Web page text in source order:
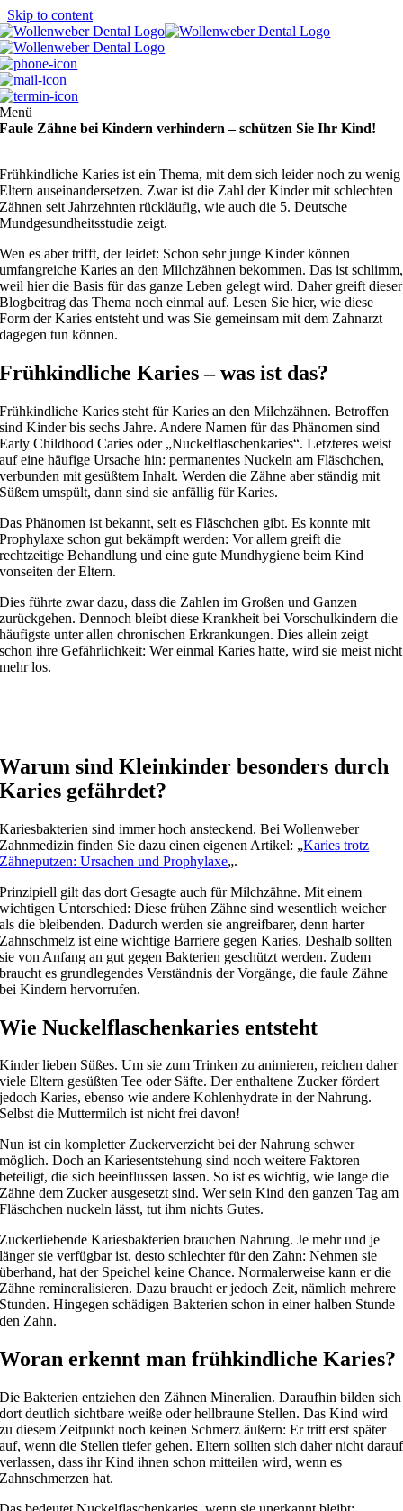
Skip to content
Menü
Faule Zähne bei Kindern verhindern – schützen Sie Ihr Kind!
Frühkindliche Karies ist ein Thema, mit dem sich leider noch zu wenig
Eltern auseinandersetzen. Zwar ist die Zahl der Kinder mit schlechten
Zähnen seit Jahrzehnten rückläufig, wie auch die 5. Deutsche
Mundgesundheitsstudie zeigt.
Wen es aber trifft, der leidet: Schon sehr junge Kinder können
umfangreiche Karies an den Milchzähnen bekommen. Das ist schlimm,
weil hier die Basis für das ganze Leben gelegt wird. Daher greift dieser
Blogbeitrag das Thema noch einmal auf. Lesen Sie hier, wie diese
Form der Karies entsteht und was Sie gemeinsam mit dem Zahnarzt
dagegen tun können.
Frühkindliche Karies – was ist das?
Frühkindliche Karies steht für Karies an den Milchzähnen. Betroffen
sind Kinder bis sechs Jahre. Andere Namen für das Phänomen sind
Early Childhood Caries oder „Nuckelflaschenkaries“. Letzteres weist
auf eine häufige Ursache hin: permanentes Nuckeln am Fläschchen,
verbunden mit gesüßtem Inhalt. Werden die Zähne aber ständig mit
Süßem umspült, dann sind sie anfällig für Karies.
Das Phänomen ist bekannt, seit es Fläschchen gibt. Es konnte mit
Prophylaxe schon gut bekämpft werden: Vor allem greift die
rechtzeitige Behandlung und eine gute Mundhygiene beim Kind
vonseiten der Eltern.
Dies führte zwar dazu, dass die Zahlen im Großen und Ganzen
zurückgehen. Dennoch bleibt diese Krankheit bei Vorschulkindern die
häufigste unter allen chronischen Erkrankungen. Dies allein zeigt
schon ihre Gefährlichkeit: Wer einmal Karies hatte, wird sie meist nicht
mehr los.
Warum sind Kleinkinder besonders durch
Karies gefährdet?
Kariesbakterien sind immer hoch ansteckend. Bei Wollenweber
Zahnmedizin finden Sie dazu einen eigenen Artikel: „Karies trotz
Zähneputzen: Ursachen und Prophylaxe„.
Prinzipiell gilt das dort Gesagte auch für Milchzähne. Mit einem
wichtigen Unterschied: Diese frühen Zähne sind wesentlich weicher
als die bleibenden. Dadurch werden sie angreifbarer, denn harter
Zahnschmelz ist eine wichtige Barriere gegen Karies. Deshalb sollten
sie von Anfang an gut gegen Bakterien geschützt werden. Zudem
braucht es grundlegendes Verständnis der Vorgänge, die faule Zähne
bei Kindern hervorrufen.
Wie Nuckelflaschenkaries entsteht
Kinder lieben Süßes. Um sie zum Trinken zu animieren, reichen daher
viele Eltern gesüßten Tee oder Säfte. Der enthaltene Zucker fördert
jedoch Karies, ebenso wie andere Kohlenhydrate in der Nahrung.
Selbst die Muttermilch ist nicht frei davon!
Nun ist ein kompletter Zuckerverzicht bei der Nahrung schwer
möglich. Doch an Kariesentstehung sind noch weitere Faktoren
beteiligt, die sich beeinflussen lassen. So ist es wichtig, wie lange die
Zähne dem Zucker ausgesetzt sind. Wer sein Kind den ganzen Tag am
Fläschchen nuckeln lässt, tut ihm nichts Gutes.
Zuckerliebende Kariesbakterien brauchen Nahrung. Je mehr und je
länger sie verfügbar ist, desto schlechter für den Zahn: Nehmen sie
überhand, hat der Speichel keine Chance. Normalerweise kann er die
Zähne remineralisieren. Dazu braucht er jedoch Zeit, nämlich mehrere
Stunden. Hingegen schädigen Bakterien schon in einer halben Stunde
den Zahn.
Woran erkennt man frühkindliche Karies?
Die Bakterien entziehen den Zähnen Mineralien. Daraufhin bilden sich
dort deutlich sichtbare weiße oder hellbraune Stellen. Das Kind wird
zu diesem Zeitpunkt noch keinen Schmerz äußern: Er tritt erst später
auf, wenn die Stellen tiefer gehen. Eltern sollten sich daher nicht darauf
verlassen, dass ihr Kind ihnen schon mitteilen wird, wenn es
Zahnschmerzen hat.